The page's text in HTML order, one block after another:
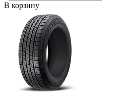
В корзину